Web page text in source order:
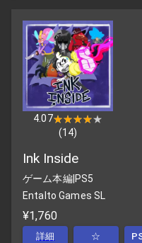
4.07★★★★★
★★★★★
(14)
Ink Inside
ゲーム本編|PS5
Entalto Games SL
¥1,760
詳細 ☆